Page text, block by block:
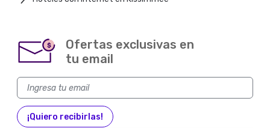
$
Ofertas exclusivas en
tu email
¡Quiero recibirlas!